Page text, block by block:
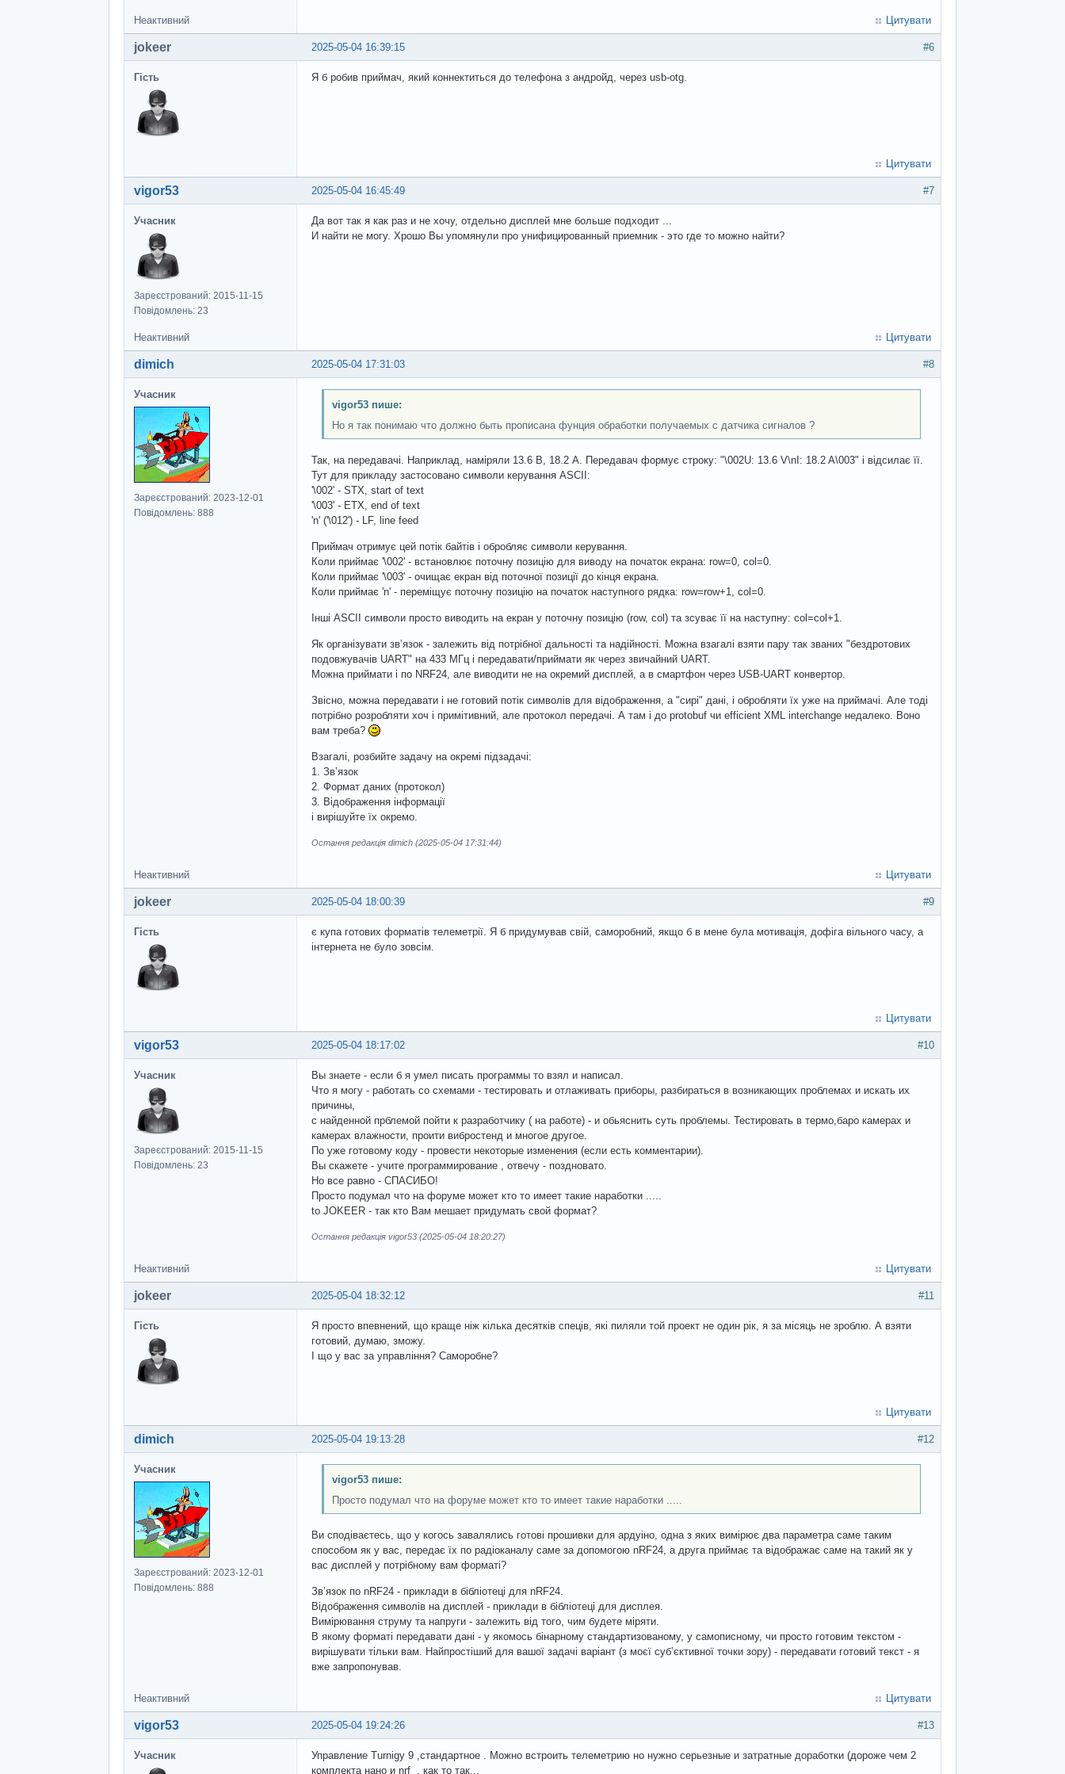
Неактивний Цитувати
#6
2025-05-04 16:39:15
jokeer
Гість Я б робив приймач, який коннектиться до телефона з андройд, через usb-otg.
Цитувати
#7
2025-05-04 16:45:49
vigor53
Учасник
Зареєстрований: 2015-11-15
Повідомлень: 23
Да вот так я как раз и не хочу, отдельно дисплей мне больше подходит ...
И найти не могу. Хрошо Вы упомянули про унифицированный приемник - это где то можно найти?
Неактивний Цитувати
#8
2025-05-04 17:31:03
dimich
Учасник
Зареєстрований: 2023-12-01
Повідомлень: 888
vigor53 пише:
Но я так понимаю что должно быть прописана фунция обработки получаемых с датчика сигналов ?
Так, на передавачі. Наприклад, наміряли 13.6 В, 18.2 А. Передавач формує строку: "\002U: 13.6 V\nI: 18.2 A\003" і відсилає її.
Тут для прикладу застосовано символи керування ASCII:
'\002' - STX, start of text
'\003' - ETX, end of text
'n' ('\012') - LF, line feed
Приймач отримує цей потік байтів і обробляє символи керування.
Коли приймає '\002' - встановлює поточну позицію для виводу на початок екрана: row=0, col=0.
Коли приймає '\003' - очищає екран від поточної позиції до кінця екрана.
Коли приймає 'n' - переміщує поточну позицію на початок наступного рядка: row=row+1, col=0.
Інші ASCII символи просто виводить на екран у поточну позицію (row, col) та зсуває її на наступну: col=col+1.
Як організувати звʼязок - залежить від потрібної дальності та надійності. Можна взагалі взяти пару так званих "бездротових
подовжувачів UART" на 433 МГц і передавати/приймати як через звичайний UART.
Можна приймати і по NRF24, але виводити не на окремий дисплей, а в смартфон через USB-UART конвертор.
Звісно, можна передавати і не готовий потік символів для відображення, а "сирі" дані, і обробляти їх уже на приймачі. Але тоді
потрібно розробляти хоч і примітивний, але протокол передачі. А там і до protobuf чи efficient XML interchange недалеко. Воно
вам треба?
Взагалі, розбийте задачу на окремі підзадачі:
1. Звʼязок
2. Формат даних (протокол)
3. Відображення інформації
і вирішуйте їх окремо.
Остання редакція dimich (2025-05-04 17:31:44)
Неактивний Цитувати
#9
2025-05-04 18:00:39
jokeer
Гість
є купа готових форматів телеметрії. Я б придумував свій, саморобний, якщо б в мене була мотивація, дофіга вільного часу, а
інтернета не було зовсім.
Цитувати
#10
2025-05-04 18:17:02
vigor53
Учасник
Зареєстрований: 2015-11-15
Повідомлень: 23
Вы знаете - если б я умел писать программы то взял и написал.
Что я могу - работать со схемами - тестировать и отлаживать приборы, разбираться в возникающих проблемах и искать их
причины,
с найденной прблемой пойти к разработчику ( на работе) - и обьяснить суть проблемы. Тестировать в термо,баро камерах и
камерах влажности, проити вибростенд и многое другое.
По уже готовому коду - провести некоторые изменения (если есть комментарии).
Вы скажете - учите программирование , отвечу - поздновато.
Но все равно - СПАСИБО!
Просто подумал что на форуме может кто то имеет такие наработки .....
to JOKEER - так кто Вам мешает придумать свой формат?
Остання редакція vigor53 (2025-05-04 18:20:27)
Неактивний Цитувати
#11
2025-05-04 18:32:12
jokeer
Гість
Я просто впевнений, що краще ніж кілька десятків спеців, які пиляли той проект не один рік, я за місяць не зроблю. А взяти
готовий, думаю, зможу.
І що у вас за управління? Саморобне?
Цитувати
#12
2025-05-04 19:13:28
dimich
Учасник
Зареєстрований: 2023-12-01
Повідомлень: 888
vigor53 пише:
Просто подумал что на форуме может кто то имеет такие наработки .....
Ви сподіваєтесь, що у когось завалялись готові прошивки для ардуіно, одна з яких вимірює два параметра саме таким
способом як у вас, передає їх по радіоканалу саме за допомогою nRF24, а друга приймає та відображає саме на такий як у
вас дисплей у потрібному вам форматі?
Звʼязок по nRF24 - приклади в бібліотеці для nRF24.
Відображення символів на дисплей - приклади в бібліотеці для дисплея.
Вимірювання струму та напруги - залежить від того, чим будете міряти.
В якому форматі передавати дані - у якомось бінарному стандартизованому, у самописному, чи просто готовим текстом -
вирішувати тільки вам. Найпростіший для вашої задачі варіант (з моєї субʼєктивної точки зору) - передавати готовий текст - я
вже запропонував.
Неактивний Цитувати
#13
2025-05-04 19:24:26
vigor53
Учасник
Управление Turnigy 9 ,стандартное . Можно встроить телеметрию но нужно серьезные и затратные доработки (дороже чем 2
комплекта нано и nrf , как то так...